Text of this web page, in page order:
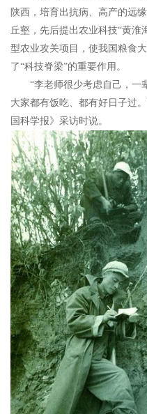
陕西，培育出抗病、高产的远
丘壑，先后提出农业科技“黄淮
型农业攻关项目，使我国粮食
了“科技脊梁”的重要作用。
“李老师很少考虑自己，一
大家都有饭吃、都有好日子过
国科学报》采访时说。